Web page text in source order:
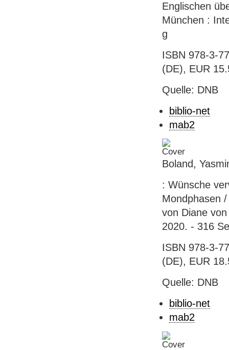
Englischen
München :
g
ISBN 978-3-
(DE), EUR
Quelle: DNB
biblio-net
mab2
Boland,
: Wünsche
Mondphasen
von Diane
2020. - 316
ISBN 978-3-
(DE), EUR
Quelle: DNB
biblio-net
mab2